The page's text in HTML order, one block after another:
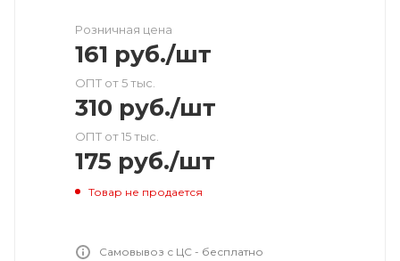
Розничная цена
161 руб./шт
ОПТ от 5 тыс.
310 руб./шт
ОПТ от 15 тыс.
175 руб./шт
Товар не продается
Самовывоз с ЦС - бесплатно